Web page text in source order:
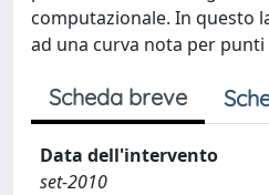
computazionale. In questo
ad una curva nota per
Scheda breve
Data dell'intervento
set-2010